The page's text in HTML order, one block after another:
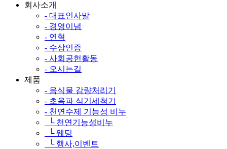
회사소개
- 대표인사말
- 경영이념
- 연혁
- 수상인증
- 사회공헌활동
- 오시는길
제품
- 음식물 감량처리기
- 초음파 식기세척기
- 천연수제 기능성 비누
└ 천연기능성비누
└ 웨딩
└ 행사,이벤트